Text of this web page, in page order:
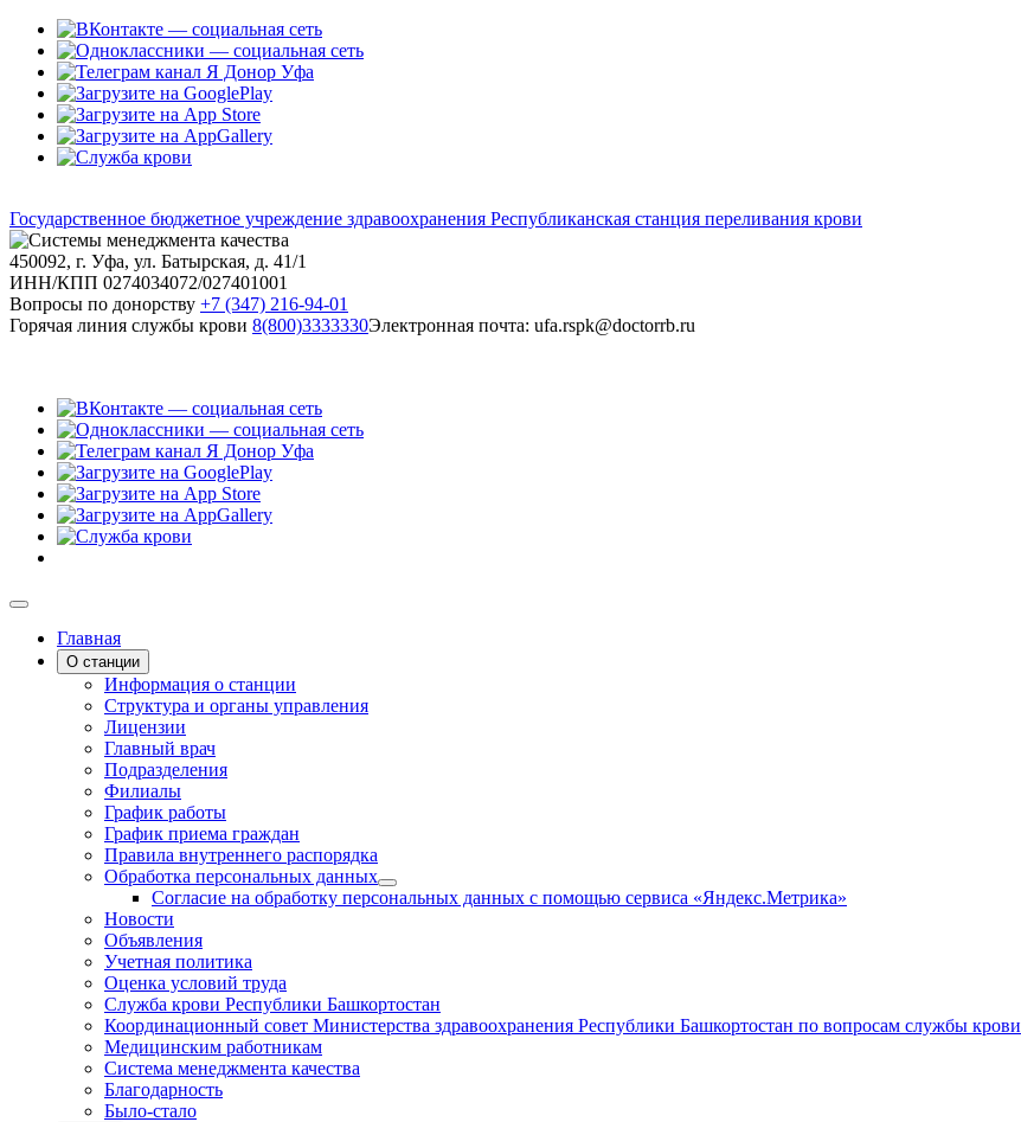
Государственное бюджетное учреждение здравоохранения Республиканская станция переливания крови
450092, г. Уфа, ул. Батырская, д. 41/1
ИНН/КПП 0274034072/027401001
Вопросы по донорству +7 (347) 216-94-01
Горячая линия службы крови 8(800)3333330Электронная почта: ufa.rspk@doctorrb.ru
Главная
О станции
Информация о станции
Структура и органы управления
Лицензии
Главный врач
Подразделения
Филиалы
График работы
График приема граждан
Правила внутреннего распорядка
Обработка персональных данных
Согласие на обработку персональных данных с помощью сервиса «Яндекс.Метрика»
Новости
Объявления
Учетная политика
Оценка условий труда
Служба крови Республики Башкортостан
Координационный совет Министерства здравоохранения Республики Башкортостан по вопросам службы крови
Медицинским работникам
Система менеджмента качества
Благодарность
Было-стало